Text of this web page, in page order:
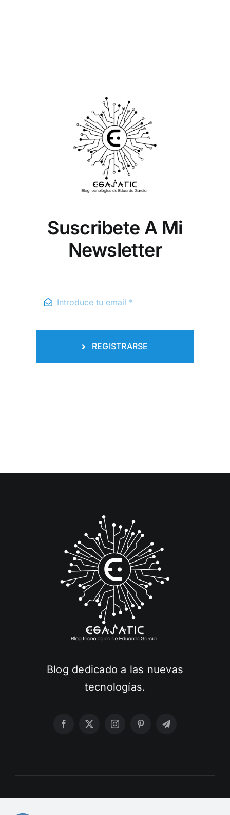
Suscribete A Mi
Newsletter
REGISTRARSE
Blog dedicado a las nuevas
tecnologías.